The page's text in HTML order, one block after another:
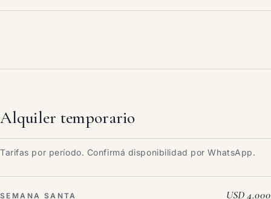
Alquiler temporario
Tarifas por período. Confirmá disponibilidad por WhatsApp.
SEMANA SANTA USD 4.000